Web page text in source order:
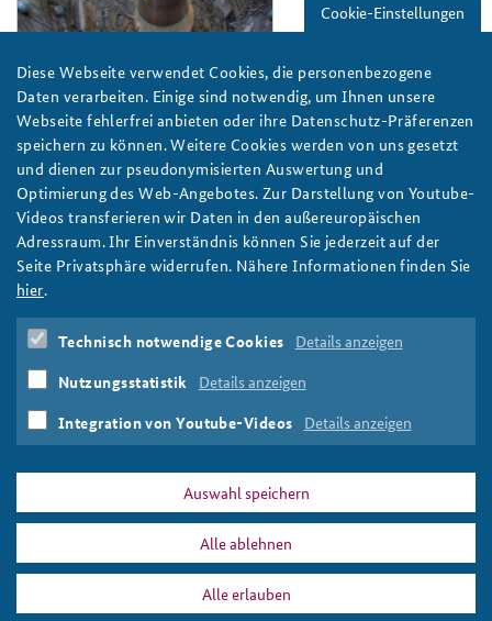
Young Leaders in Security Policy
Directions
Public Events
Further Events
Flickr/Steve Jurvetson/CC BY 2.0
50 Jahre Atomwaffensperrvertrag: Ein Plädoyer für
atomare Abrüstung und Nichtverbreitung in Zeiten
der Coronapandemie
Der Atomwaffensperrvertrag wird 50 Jahre alt - doch kaum
jemand nimmt davon Notiz. Dabei erfordere die wieder
gewachsene Gefahr eines Atomkrieges umso mehr ein
entschiedenes politisches Eintreten für nukleare
Nichtverbreitung und Abrüstung, schreibt Rüdiger Lüdeking.
Foto: Steve Jurvetson/Flickr/CC BY 2.0
Atomwaffensperrvertrag,Nichtverbreitung
Atomwaffen,Nuklearstrategie
DATA PRIVACY IMPRINT
Print
Cookie-Einstellungen
Diese Webseite verwendet Cookies, die personenbezogene
Daten verarbeiten. Einige sind notwendig, um Ihnen unsere
Webseite fehlerfrei anbieten oder ihre Datenschutz-Präferenzen
speichern zu können. Weitere Cookies werden von uns gesetzt
und dienen zur pseudonymisierten Auswertung und
Optimierung des Web-Angebotes. Zur Darstellung von Youtube-
Videos transferieren wir Daten in den außereuropäischen
Adressraum. Ihr Einverständnis können Sie jederzeit auf der
Seite Privatsphäre widerrufen. Nähere Informationen finden Sie
hier.
Technisch notwendige Cookies Details anzeigen
Nutzungsstatistik Details anzeigen
Integration von Youtube-Videos Details anzeigen
Auswahl speichern
Alle ablehnen
Alle erlauben